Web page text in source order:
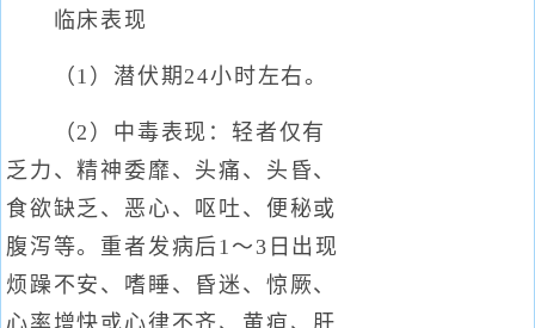
临床表现
（1）潜伏期24小时左右。
（2）中毒表现：轻者仅有
乏力、精神委靡、头痛、头昏、
食欲缺乏、恶心、呕吐、便秘或
腹泻等。重者发病后1～3日出现
烦躁不安、嗜睡、昏迷、惊厥、
心率增快或心律不齐、黄疸、肝